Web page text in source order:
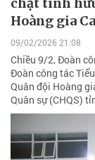
Hoàng gia
09/02/2026 21:08
Chiều 9/2, Đoàn
Đoàn công tác
Quân đội Hoàng
Quân sự (CHQS)